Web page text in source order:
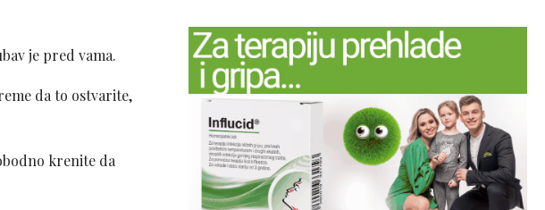
je pred vama.
da to ostvarite,
krenite da